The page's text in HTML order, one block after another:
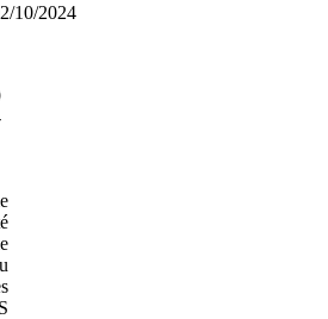
10/2024